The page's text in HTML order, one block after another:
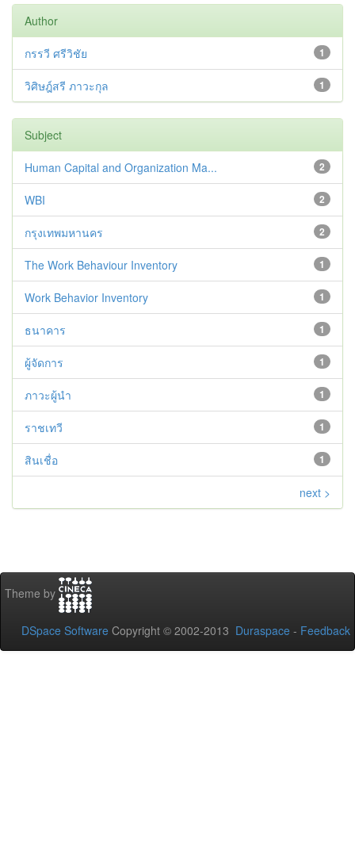
Author
1
กรรวี ศรีวิชัย
1
วิศิษฎ์สรี ภาวะกุล
Subject
2
Human Capital and Organization Ma...
2
WBI
2
กรุงเทพมหานคร
1
The Work Behaviour Inventory
1
Work Behavior Inventory
1
ธนาคาร
1
ผู้จัดการ
1
ภาวะผู้นำ
1
ราชเทวี
1
สินเชื่อ
next >
Theme by
DSpace Software Copyright © 2002-2013 Duraspace - Feedback